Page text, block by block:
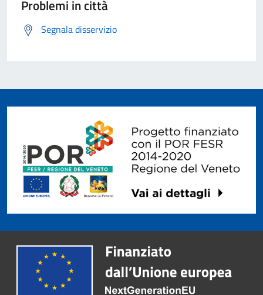
Problemi in città
Segnala disservizio